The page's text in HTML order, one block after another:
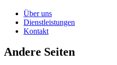
Über uns
Dienstleistungen
Kontakt
Andere Seiten